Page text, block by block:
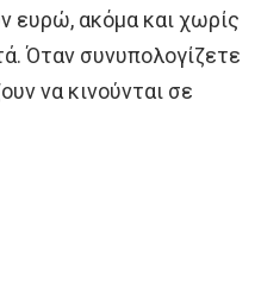
ευρώ, ακόμα και χωρίς
Όταν συνυπολογίζετε
να κινούνται σε